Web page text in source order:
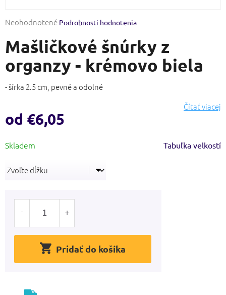
Priemerné
produktu
je
0,0
z
hviezdičiek.
Neohodnotené Podrobnosti hodnotenia
Mašličkové šnúrky z
organzy - krémovo biela
- šírka 2.5 cm, pevné a odolné
Čítať viacej
od €6,05
cena:
Tabuľka velkostí
Pridať do košíka